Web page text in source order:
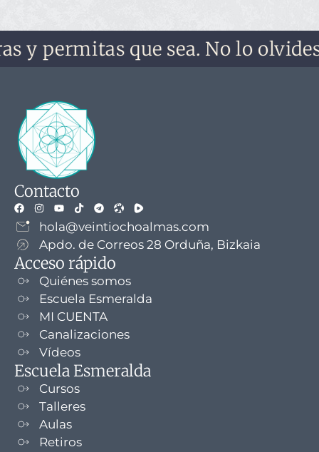
que sea. No lo olvides, no
Contacto
hola@veintiochoalmas.com
Apdo. de Correos 28 Orduña, Bizkaia
Acceso rápido
Quiénes somos
Escuela Esmeralda
MI CUENTA
Canalizaciones
Vídeos
Escuela Esmeralda
Cursos
Talleres
Aulas
Retiros